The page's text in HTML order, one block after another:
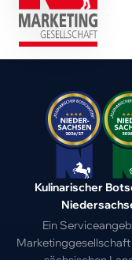
Kulinarischer
Ein